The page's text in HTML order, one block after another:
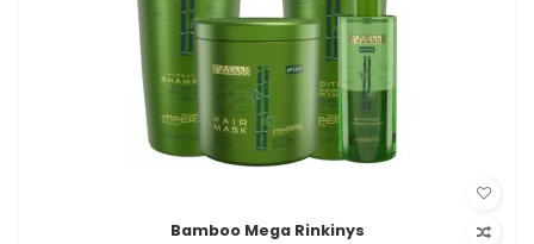
Bamboo Mega Rinkinys